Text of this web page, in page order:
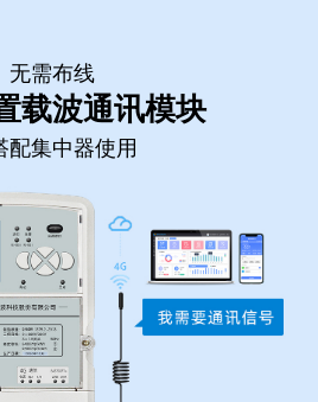
无需布线
载波通讯模块
配集中器使用